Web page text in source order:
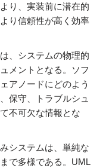
り、実装前に潜在的
り信頼性が高く効率
、システムの物理的
メントとなる。ソフ
アノードにどのよう
保守、トラブルシュ
不可欠な情報とな
みシステムは、単純な
で多様である。UML